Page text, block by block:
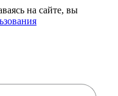
на сайте, вы